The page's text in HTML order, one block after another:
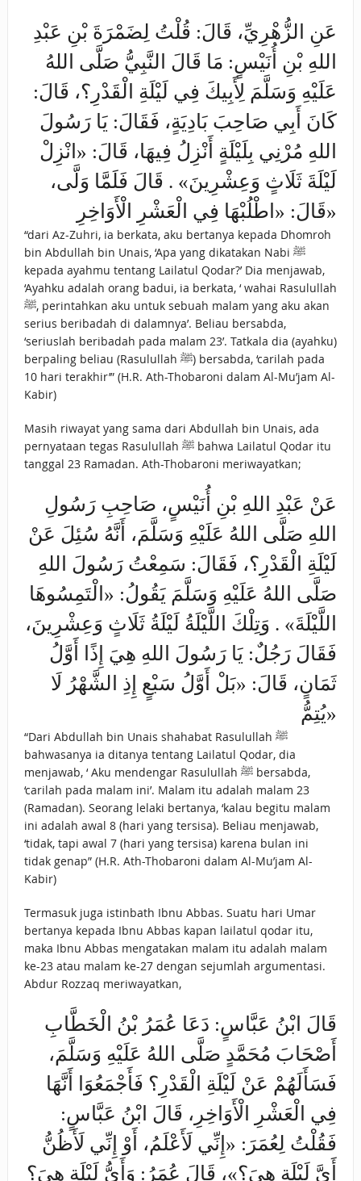
عَنِ الزُّهْرِيِّ، قَالَ: قُلْتُ لِضَمْرَةَ بْنِ عَبْدِ
اللهِ بْنِ أُنَيْسٍ: مَا قَالَ النَّبِيُّ صَلَّى اللهُ
عَلَيْهِ وَسَلَّمَ لِأَبِيكَ فِي لَيْلَةِ الْقَدْرِ؟، قَالَ:
كَانَ أَبِي صَاحِبَ بَادِيَةٍ، فَقَالَ: يَا رَسُولَ
اللهِ مُرْنِي بِلَيْلَةٍ أَنْزِلُ فِيهَا، قَالَ: «انْزِلْ
لَيْلَةَ ثَلَاثٍ وَعِشْرِينَ» . قَالَ فَلَمَّا وَلَّى،
قَالَ: «اطْلُبْهَا فِي الْعَشْرِ الْأَوَاخِرِ»
“dari Az-Zuhri, ia berkata, aku bertanya kepada Dhomroh
bin Abdullah bin Unais, ‘Apa yang dikatakan Nabi ﷺ
kepada ayahmu tentang Lailatul Qodar?’ Dia menjawab,
‘Ayahku adalah orang badui, ia berkata, ‘ wahai Rasulullah
ﷺ, perintahkan aku untuk sebuah malam yang aku akan
serius beribadah di dalamnya’. Beliau bersabda,
‘seriuslah beribadah pada malam 23’. Tatkala dia (ayahku)
berpaling beliau (Rasulullah ﷺ) bersabda, ‘carilah pada
10 hari terakhir’” (H.R. Ath-Thobaroni dalam Al-Mu’jam Al-
Kabir)
Masih riwayat yang sama dari Abdullah bin Unais, ada
pernyataan tegas Rasulullah ﷺ bahwa Lailatul Qodar itu
tanggal 23 Ramadan. Ath-Thobaroni meriwayatkan;
عَنْ عَبْدِ اللهِ بْنِ أُنَيْسٍ، صَاحِبِ رَسُولِ
اللهِ صَلَّى اللهُ عَلَيْهِ وَسَلَّمَ، أَنَّهُ سُئِلَ عَنْ
لَيْلَةِ الْقَدْرِ؟، فَقَالَ: سَمِعْتُ رَسُولَ اللهِ
صَلَّى اللهُ عَلَيْهِ وَسَلَّمَ يَقُولُ: «الْتَمِسُوهَا
اللَّيْلَةَ» . وَتِلْكَ اللَّيْلَةُ لَيْلَةُ ثَلَاثٍ وَعِشْرِينَ،
فَقَالَ رَجُلٌ: يَا رَسُولَ اللهِ هِيَ إِذًا أَوَّلُ
ثَمَانٍ، قَالَ: «بَلْ أَوَّلُ سَبْعٍ إِذِ الشَّهْرُ لَا
يُتِمُّ»
“Dari Abdullah bin Unais shahabat Rasulullah ﷺ
bahwasanya ia ditanya tentang Lailatul Qodar, dia
menjawab, ‘ Aku mendengar Rasulullah ﷺ bersabda,
‘carilah pada malam ini’. Malam itu adalah malam 23
(Ramadan). Seorang lelaki bertanya, ‘kalau begitu malam
ini adalah awal 8 (hari yang tersisa). Beliau menjawab,
‘tidak, tapi awal 7 (hari yang tersisa) karena bulan ini
tidak genap” (H.R. Ath-Thobaroni dalam Al-Mu’jam Al-
Kabir)
Termasuk juga istinbath Ibnu Abbas. Suatu hari Umar
bertanya kepada Ibnu Abbas kapan lailatul qodar itu,
maka Ibnu Abbas mengatakan malam itu adalah malam
ke-23 atau malam ke-27 dengan sejumlah argumentasi.
Abdur Rozzaq meriwayatkan,
قَالَ ابْنُ عَبَّاسٍ: دَعَا عُمَرُ بْنُ الْخَطَّابِ
أَصْحَابَ مُحَمَّدٍ صَلَّى اللهُ عَلَيْهِ وَسَلَّمَ،
فَسَأَلَهُمْ عَنْ لَيْلَةِ الْقَدْرِ؟ فَأَجْمَعُوَا أَنَّهَا
فِي الْعَشْرِ الْأَوَاخِرِ، قَالَ ابْنُ عَبَّاسٍ:
فَقُلْتُ لِعُمَرَ: «إِنِّي لَأَعْلَمُ، أَوْ إِنِّي لَأَظُنُّ
أَيَّ لَيْلَةٍ هِيَ؟»، قَالَ عُمَرُ: وَأَيُّ لَيْلَةٍ هِيَ؟